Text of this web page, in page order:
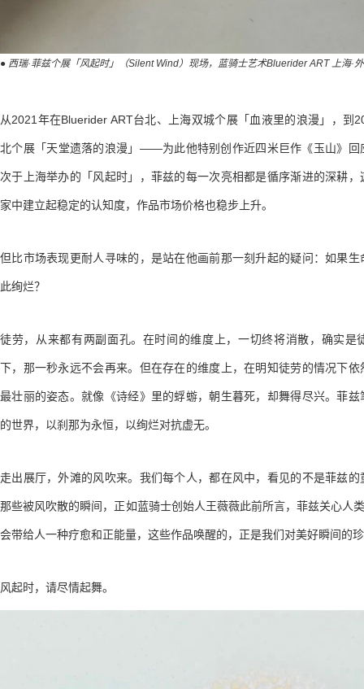
● 西瑞·菲兹个展「风起时」（Silent Wind）现场，蓝骑士艺术Bluerider ART 上海·
从2021年在Bluerider ART台北、上海双城个展「血液里的浪漫」，到
北个展「天堂遗落的浪漫」——为此他特别创作近四米巨作《玉山》回
次于上海举办的「风起时」，菲兹的每一次亮相都是循序渐进的深耕
家中建立起稳定的认知度，作品市场价格也稳步上升。
但比市场表现更耐人寻味的，是站在他画前那一刻升起的疑问：如果
此绚烂？
徒劳，从来都有两副面孔。在时间的维度上，一切终将消散，确实是
下，那一秒永远不会再来。但在存在的维度上，在明知徒劳的情况下
最壮丽的姿态。就像《诗经》里的蜉蝣，朝生暮死，却舞得尽兴。菲
的世界，以刹那为永恒，以绚烂对抗虚无。
走出展厅，外滩的风吹来。我们每个人，都在风中，看见的不是菲兹
那些被风吹散的瞬间，正如蓝骑士创始人王薇薇此前所言，菲兹关心人
会带给人一种疗愈和正能量，这些作品唤醒的，正是我们对美好瞬间的
风起时，请尽情起舞。